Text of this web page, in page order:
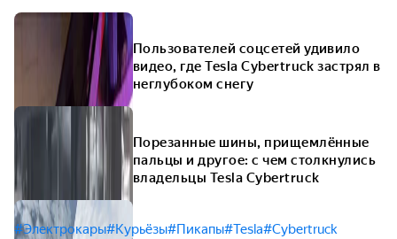
Пользователей соцсетей удивило
видео, где Tesla Cybertruck застрял в
неглубоком снегу
Порезанные шины, прищемлённые
пальцы и другое: с чем столкнулись
владельцы Tesla Cybertruck
#Электрокары#Курьёзы#Пикапы#Tesla#Cybertruck